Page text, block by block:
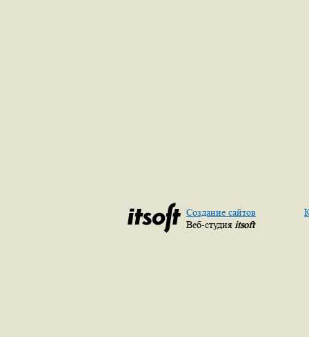
Создание сайтов
Веб-студия itsoft